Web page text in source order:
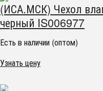
(ИСА.МСК) Чехол
черный IS006977
Есть в наличии (оптом)
Узнать цену